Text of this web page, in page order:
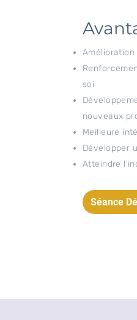
soi
nouveaux
Meilleure
Développer
Atteindre
Séance